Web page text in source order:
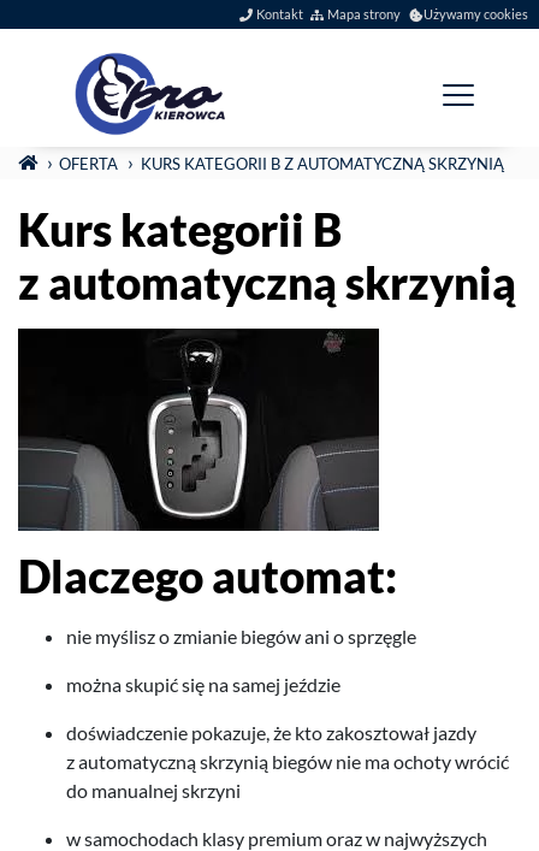
Szybkie menu
Kontakt Mapa strony Używamy cookies
Menu główne
Jesteś tutaj:
STRONA GŁÓWNA
OFERTA KURS KATEGORII B Z AUTOMATYCZNĄ SKRZYNIĄ
Kurs kategorii B
z automatyczną skrzynią
Dlaczego automat:
nie myślisz o zmi­anie biegów ani o sprzęgle
można skupić się na samej jeździe
doświad­cze­nie pokazuje, że kto zakosz­tował jazdy
z automaty­czną skrzynią biegów nie ma ochoty wró­cić
do man­u­al­nej skrzyni
w samo­chodach klasy pre­mium oraz w najwyższych